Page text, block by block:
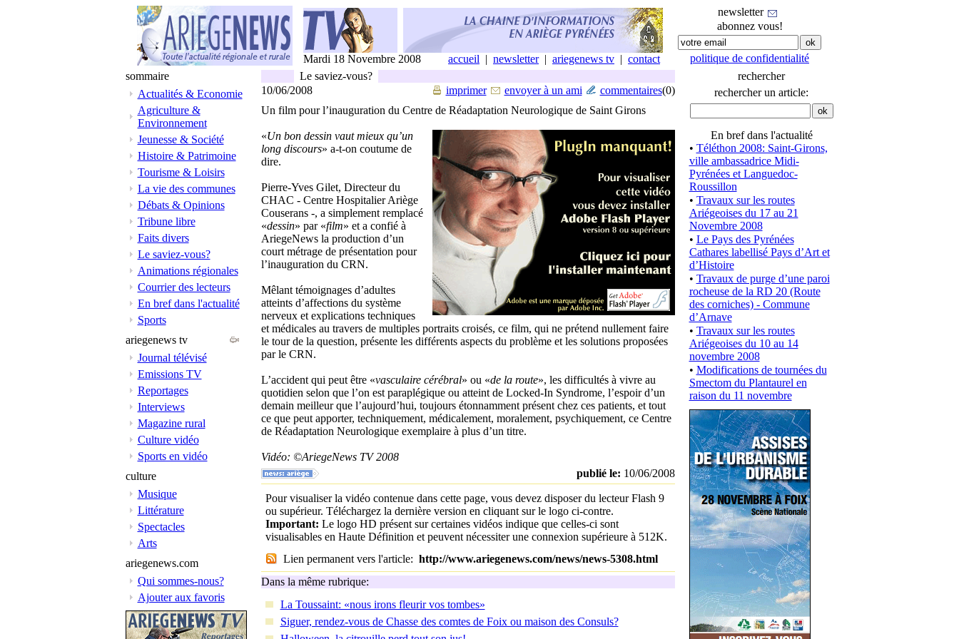
Mardi 18 Novembre 2008 accueil | newsletter| ariegenews tv | contact
newsletter
abonnez vous!
politique de confidentialité
sommaire
Actualités & Economie
Agriculture &
Environnement
Jeunesse & Société
Histoire & Patrimoine
Tourisme & Loisirs
La vie des communes
Débats & Opinions
Tribune libre
Faits divers
Le saviez-vous?
Animations régionales
Courrier des lecteurs
En bref dans l'actualité
Sports
ariegenews tv
Journal télévisé
Emissions TV
Reportages
Interviews
Magazine rural
Culture vidéo
Sports en vidéo
culture
Musique
Littérature
Spectacles
Arts
ariegenews.com
Qui sommes-nous?
Ajouter aux favoris
Le saviez-vous?
10/06/2008
imprimer envoyer à un ami commentaires(0)
Un film pour l’inauguration du Centre de Réadaptation Neurologique de Saint Girons
«Un bon dessin vaut mieux qu’un
long discours» a-t-on coutume de
dire.
Pierre-Yves Gilet, Directeur du
CHAC - Centre Hospitalier Ariège
Couserans -, a simplement remplacé
«dessin» par «film» et a confié à
AriegeNews la production d’un
court métrage de présentation pour
l’inauguration du CRN.
Mêlant témoignages d’adultes
atteints d’affections du système
nerveux et explications techniques
et médicales au travers de multiples portraits croisés, ce film, qui ne prétend nullement faire
le tour de la question, présente les différents aspects du problème et les solutions proposées
par le CRN.
L’accident qui peut être «vasculaire cérébral» ou «de la route», les difficultés à vivre au
quotidien selon que l’on est paraplégique ou atteint de Locked-In Syndrome, l’espoir d’un
demain meilleur que l’aujourd’hui, toujours étonnamment présent chez ces patients, et tout
ce que peut apporter, techniquement, médicalement, moralement, psychiquement, ce Centre
de Réadaptation Neurologique exemplaire à plus d’un titre.
Vidéo: ©AriegeNews TV 2008
publié le: 10/06/2008
Pour visualiser la vidéo contenue dans cette page, vous devez disposer du lecteur Flash 9
ou supérieur. Téléchargez la dernière version en cliquant sur le logo ci-contre.
Important: Le logo HD présent sur certaines vidéos indique que celles-ci sont
visualisables en Haute Définition et peuvent nécessiter une connexion supérieure à 512K.
Lien permanent vers l'article: http://www.ariegenews.com/news/news-5308.html
Dans la même rubrique:
La Toussaint: «nous irons fleurir vos tombes»
Siguer, rendez-vous de Chasse des comtes de Foix ou maison des Consuls?
rechercher
rechercher un article:
En bref dans l'actualité
• Téléthon 2008: Saint-Girons,
ville ambassadrice Midi-
Pyrénées et Languedoc-
Roussillon
• Travaux sur les routes
Ariégeoises du 17 au 21
Novembre 2008
• Le Pays des Pyrénées
Cathares labellisé Pays d’Art et
d’Histoire
• Travaux de purge d’une paroi
rocheuse de la RD 20 (Route
des corniches) - Commune
d’Arnave
• Travaux sur les routes
Ariégeoises du 10 au 14
novembre 2008
• Modifications de tournées du
Smectom du Plantaurel en
raison du 11 novembre